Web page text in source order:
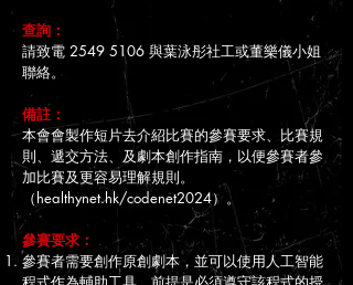
查詢：
請致電 2549 5106 與葉泳彤社工或董樂儀小姐
聯絡。
備註：
本會會製作短片去介紹比賽的參賽要求、比賽規
則、遞交方法、及劇本創作指南，以便參賽者參
加比賽及更容易理解規則。
（healthynet.hk/codenet2024）。
參賽要求：
參賽者需要創作原創劇本，並可以使用人工智能